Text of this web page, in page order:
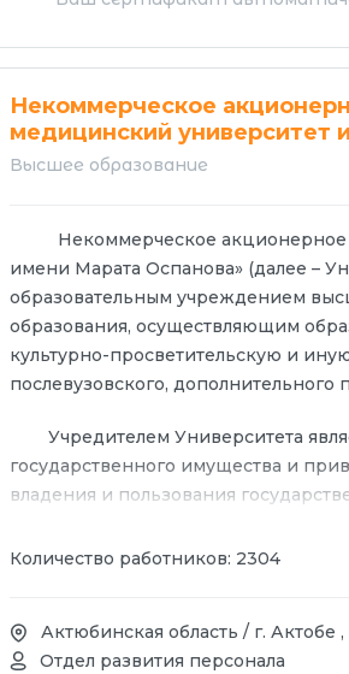
Некоммерческое
медицинский университет
Высшее образование
Некоммерческое акционерное
имени Марата Оспанова» (далее –
образовательным учреждением
образования, осуществляющим
культурно-просветительскую и
послевузовского,
Учредителем Университета
государственного имущества и
владения и пользования
капитала осуществляет
Единственный акционер).
здравоохранения Республики
качественного образования,
Количество работников: 2304
Актюбинская область / г. Актобе
Отдел развития персонала